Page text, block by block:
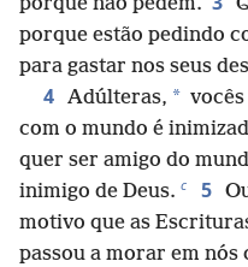
porque estão pedindo
para gastar nos seus
4 Adúlteras, *
com o mundo é
quer ser amigo do
inimigo de Deus. c 5
motivo que as
passou a morar em nós